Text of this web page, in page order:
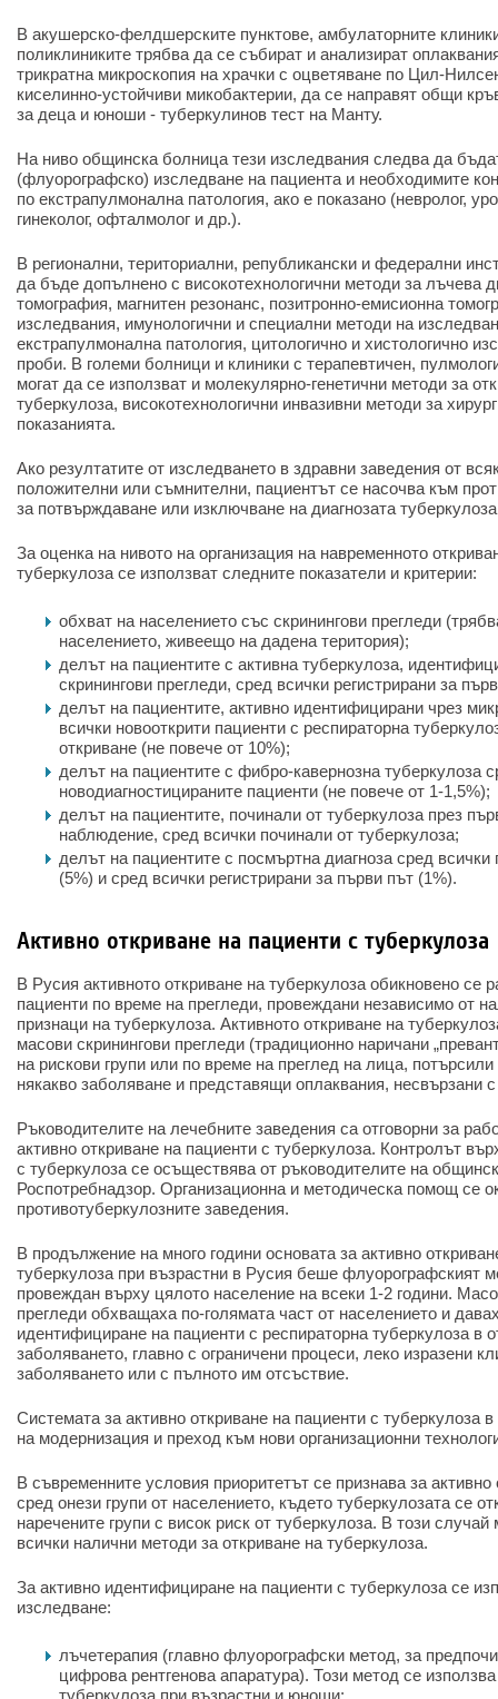
В акушерско-фелдшерските пунктове, амбулаторните
поликлиниките трябва да се събират и анализират
трикратна микроскопия на храчки с оцветяване по Цил-
киселинно-устойчиви микобактерии, да се направят общи
за деца и юноши - туберкулинов тест на Манту.
На ниво общинска болница тези изследвания следва да
(флуорографско) изследване на пациента и необходимите
по екстрапулмонална патология, ако е показано (невролог,
гинеколог, офталмолог и др.).
В регионални, териториални, републикански и федерални
да бъде допълнено с високотехнологични методи за лъчева
томография, магнитен резонанс, позитронно-емисионна
изследвания, имунологични и специални методи на
екстрапулмонална патология, цитологично и хистологично
проби. В големи болници и клиники с терапевтичен,
могат да се използват и молекулярно-генетични методи за
туберкулоза, високотехнологични инвазивни методи за
показанията.
Ако резултатите от изследването в здравни заведения от
положителни или съмнителни, пациентът се насочва към
за потвърждаване или изключване на диагнозата
За оценка на нивото на организация на навременното
туберкулоза се използват следните показатели и критерии:
обхват на населението със скринингови прегледи
населението, живеещо на дадена територия);
делът на пациентите с активна туберкулоза,
скринингови прегледи, сред всички регистрирани за
делът на пациентите, активно идентифицирани чрез
всички новооткрити пациенти с респираторна
откриване (не повече от 10%);
делът на пациентите с фибро-кавернозна туберкулоза
новодиагностицираните пациенти (не повече от 1-1,5%);
делът на пациентите, починали от туберкулоза през
наблюдение, сред всички починали от туберкулоза;
делът на пациентите с посмъртна диагноза сред всички
(5%) и сред всички регистрирани за първи път (1%).
Активно откриване на пациенти с туберкулоза
В Русия активното откриване на туберкулоза обикновено се
пациенти по време на прегледи, провеждани независимо от
признаци на туберкулоза. Активното откриване на
масови скринингови прегледи (традиционно наричани
на рискови групи или по време на преглед на лица,
някакво заболяване и представящи оплаквания, несвързани
Ръководителите на лечебните заведения са отговорни за
активно откриване на пациенти с туберкулоза. Контролът
с туберкулоза се осъществява от ръководителите на
Роспотребнадзор. Организационна и методическа помощ се
противотуберкулозните заведения.
В продължение на много години основата за активно
туберкулоза при възрастни в Русия беше флуорографският
провеждан върху цялото население на всеки 1-2 години.
прегледи обхващаха по-голямата част от населението и
идентифициране на пациенти с респираторна туберкулоза в
заболяването, главно с ограничени процеси, леко изразени
заболяването или с пълното им отсъствие.
Системата за активно откриване на пациенти с туберкулоза
на модернизация и преход към нови организационни
В съвременните условия приоритетът се признава за активно
сред онези групи от населението, където туберкулозата се
наречените групи с висок риск от туберкулоза. В този случай
всички налични методи за откриване на туберкулоза.
За активно идентифициране на пациенти с туберкулоза се
изследване:
лъчетерапия (главно флуорографски метод, за
цифрова рентгенова апаратура). Този метод се
туберкулоза при възрастни и юноши;